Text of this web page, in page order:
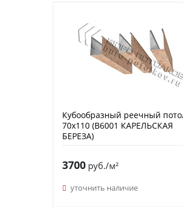
Кубообразный реечный
70х110 (B6001 КАРЕЛЬСКАЯ
БЕРЕЗА)
3700руб./м²
уточнить наличие